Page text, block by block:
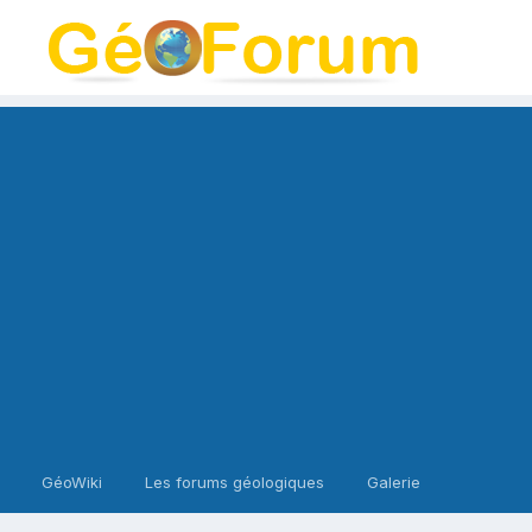
GéoWiki Les forums géologiques Galerie